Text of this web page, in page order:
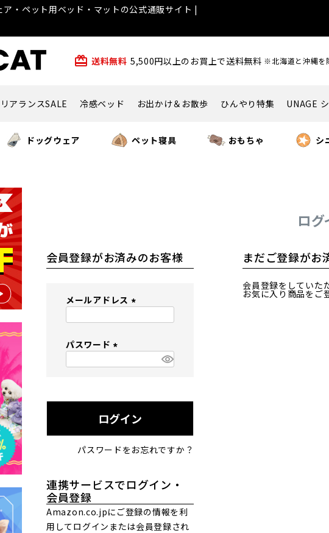
・ペット用ベッド・マットの公式通販サイト |
card_giftcard 送料無料 5,500円以上のお買上で送料無料 ※北海道と沖縄を
アランスSALE 冷感ベッド お出かけ＆お散歩 ひんやり特集 UNAGE
ドッグウェア ペット寝具 おもちゃ シ
ログ
会員登録がお済みのお客様
メールアドレス
パスワード
)
ログイン
パスワードをお忘れですか？
連携サービスでログイン・
会員登録
Amazon.co.jpにご登録の情報を利
用してログインまたは会員登録され
まだご登録がお
会員登録をしていた
お気に入り商品をご